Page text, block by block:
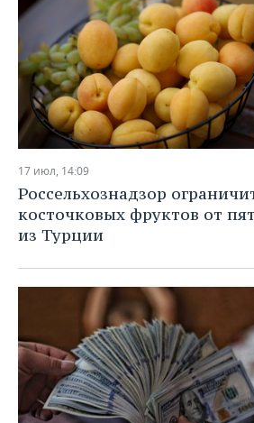
17 июл, 14:09
Россельхознадзор
косточковых фруктов от
из Турции